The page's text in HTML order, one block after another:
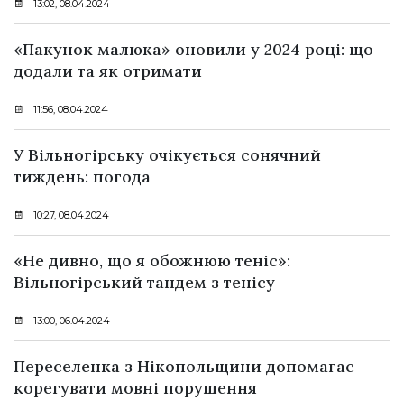
13:02, 08.04.2024
«Пакунок малюка» оновили у 2024 році: що
додали та як отримати
11:56, 08.04.2024
У Вільногірську очікується сонячний
тиждень: погода
10:27, 08.04.2024
«Не дивно, що я обожнюю теніс»:
Вільногірський тандем з тенісу
13:00, 06.04.2024
Переселенка з Нікопольщини допомагає
корегувати мовні порушення